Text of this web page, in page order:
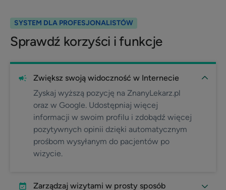
SYSTEM DLA PROFESJONALISTÓW
Sprawdź korzyści i funkcje
Zwiększ swoją widoczność w Internecie
Zyskaj wyższą pozycję na ZnanyLekarz.pl
oraz w Google. Udostępniaj więcej
informacji w swoim profilu i zdobądź więcej
pozytywnych opinii dzięki automatycznym
prośbom wysyłanym do pacjentów po
wizycie.
Zarządzaj wizytami w prosty sposób